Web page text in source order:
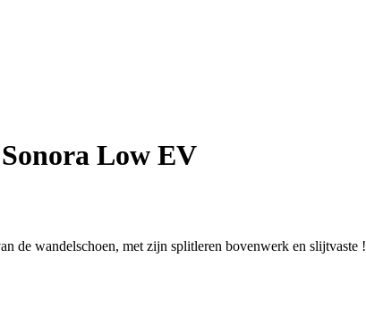
Low EV
de wandelschoen, met zijn splitleren bovenwerk en slijtvaste !